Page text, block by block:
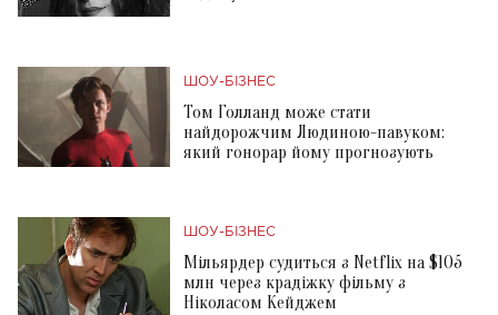
ШОУ-БІЗНЕС
Том Голланд може стати
найдорожчим Людиною-павуком:
який гонорар йому прогнозують
ШОУ-БІЗНЕС
Мільярдер судиться з Netflix на $105
млн через крадіжку фільму з
Ніколасом Кейджем